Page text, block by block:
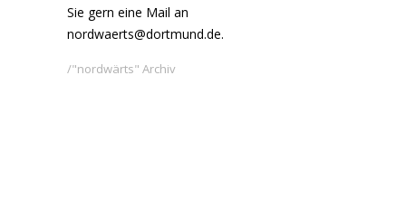
Sie gern eine Mail an
nordwaerts@dortmund.de.
"nordwärts" Archiv